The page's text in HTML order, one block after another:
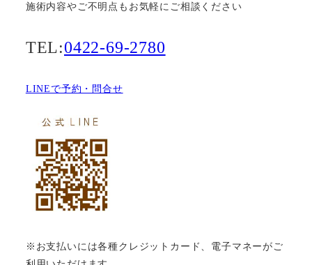
施術内容やご不明点もお気軽にご相談ください
TEL:0422-69-2780
LINEで予約・問合せ
※お支払いには各種クレジットカード、電子マネーがご